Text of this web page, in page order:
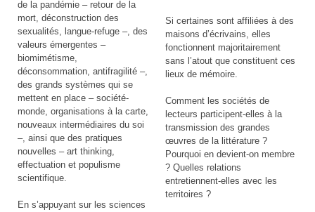
de la pandémie – retour de la
mort, déconstruction des
sexualités, langue-refuge –, des
valeurs émergentes –
biomimétisme,
déconsommation, antifragilité –,
des grands systèmes qui se
mettent en place – société-
monde, organisations à la carte,
nouveaux intermédiaires du soi
–, ainsi que des pratiques
nouvelles – art thinking,
effectuation et populisme
scientifique.
En s’appuyant sur les sciences
Si certaines sont affiliées à des
maisons d’écrivains, elles
fonctionnent majoritairement
sans l’atout que constituent ces
lieux de mémoire.
Comment les sociétés de
lecteurs participent-elles à la
transmission des grandes
œuvres de la littérature ?
Pourquoi en devient-on membre
? Quelles relations
entretiennent-elles avec les
territoires ?